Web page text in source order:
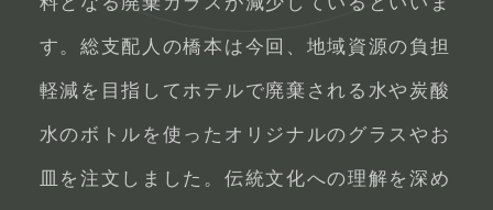
す。総支配人の橋本は今回、地域資源の負担
軽減を目指してホテルで廃棄される水や炭酸
水のボトルを使ったオリジナルのグラスやお
皿を注文しました。伝統文化への理解を深め